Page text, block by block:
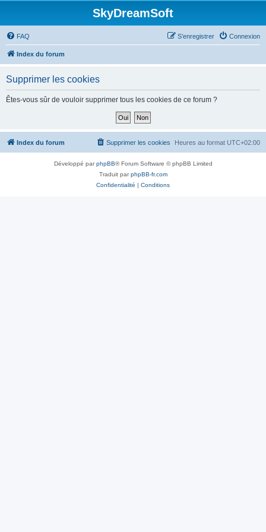
SkyDreamSoft
FAQ Connexion
S’enregistrer
Index du forum
Supprimer les cookies
Êtes-vous sûr de vouloir supprimer tous les cookies de ce forum ?
Index du forum Heures au format UTC+02:00
Supprimer les cookies
Développé parphpBB® Forum Software © phpBB Limited
Traduit parphpBB-fr.com
Confidentialité | Conditions